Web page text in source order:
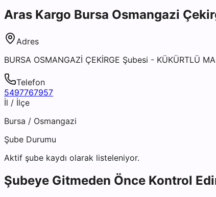
Aras Kargo Bursa Osmangazi
Adres
BURSA OSMANGAZİ ÇEKİRGE Şubesi - KÜKÜRTLÜ
Telefon
5497767957
İl / İlçe
Bursa / Osmangazi
Şube Durumu
Aktif şube kaydı olarak listeleniyor.
Şubeye Gitmeden Önce Kontrol